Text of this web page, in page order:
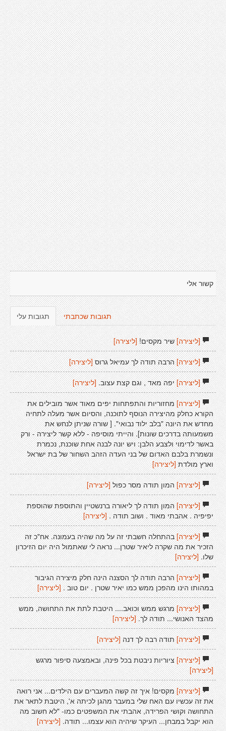
קשור אלי
תגובות עלי תגובות שכתבתי
[ליצירה]שיר מקסים! [ליצירה]
[ליצירה]הרבה תודה לך עמיאל גרוס [ליצירה]
[ליצירה]יפה מאד , וגם קצת עצוב. [ליצירה]
[ליצירה]מחזוריות והתפתחות יפים מאוד אשר מובילים את
הקורא כחלק מהיצירה הנוסף לתוכנה, והסיום אשר מעלה לתחיה
מחדש את היונה "בלב ילוד נבואי". [ שורה שניתן לנחש את
משמעותה בדרכים שונות]. והייתי מוסיפה - ללא קשר ליצירה - ורק
באשר לדימוי ולצבע הלבן: ויש יונה לבנה אחת שוכנת, נכמרת
ונשמרת בלבם האדום של בני העדה הזהב השחור של בת ישראל
וארץ מולדת[ליצירה]
[ליצירה]המון תודה מסר כפול[ליצירה]
[ליצירה]המון תודה לך ליאורה ברנשטיין והתוספת שהוספת
יפיפיה . אהבתי מאוד . ושוב תודה .[ליצירה]
[ליצירה]בהתחלה חשבתי זה על מה שהיה בעמונה. אח"כ זה
הזכיר את מה שקרה ליאיר שטרן... נראה לי שאתמול היה יום הזיכרון
שלו. [ליצירה]
[ליצירה]הרבה תודה לך הסצנה הינה חלק מיצירה הגיבור
במהותו הינו מהפכן ממש כמו יאיר שטרן . יום טוב . [ליצירה]
[ליצירה]מרגש ממש וכואב.... היטבת לתת את התחושה, ממש
מהצד האנושי... תודה לך. [ליצירה]
[ליצירה]תודה רבה לך דנה[ליצירה]
[ליצירה]ציוריות ניבטת בכל פינה, ובאמצעה סיפור מרגש
[ליצירה]
[ליצירה]מקסים! איך זה קשה המעברים עם הילדים... אני רואה
את זה עכשיו עם האח שלי במעבר מהגן לכיתה א', היטבת לתאר את
התחושה וקושי הפרידה, אהבתי את המשפטים כמו- "לא חשוב מה
הוא יקבל במבחן... העיקר שיהיה הוא עצמו... תודה. [ליצירה]